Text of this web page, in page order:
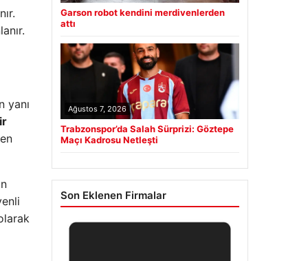
yanı
Garson robot kendini merdivenlerden
attı
Ağustos 7, 2026
Trabzonspor’da Salah Sürprizi: Göztepe
Maçı Kadrosu Netleşti
Son Eklenen Firmalar